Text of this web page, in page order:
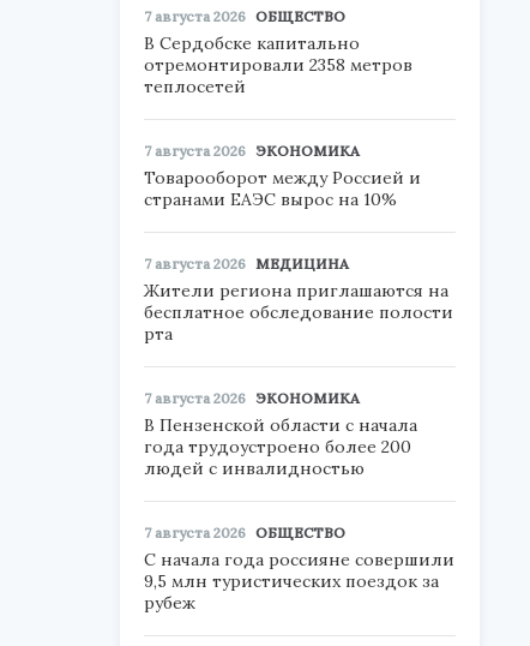
7 августа 2026 ОБЩЕСТВО
В Сердобске капитально
отремонтировали 2358 метров
теплосетей
7 августа 2026 ЭКОНОМИКА
Товарооборот между Россией и
странами ЕАЭС вырос на 10%
7 августа 2026 МЕДИЦИНА
Жители региона приглашаются на
бесплатное обследование полости
рта
7 августа 2026 ЭКОНОМИКА
В Пензенской области с начала
года трудоустроено более 200
людей с инвалидностью
7 августа 2026 ОБЩЕСТВО
С начала года россияне совершили
9,5 млн туристических поездок за
рубеж